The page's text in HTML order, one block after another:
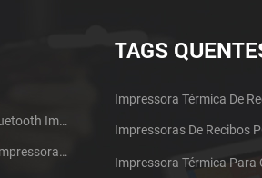
58MM Móvel Portátil Bluetooth Impressora Térmica PTP-II
58mm Micro Painel De Impressora De Recibos Térmica CSN-A1
TAGS
Impressora Térmica De
Impressoras De Recibos
Impressora Térmica Para